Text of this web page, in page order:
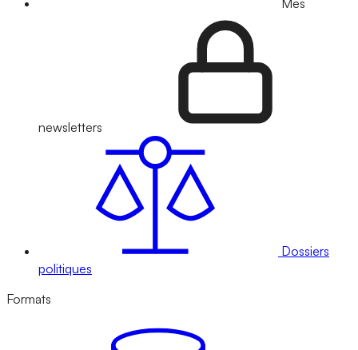
Mes
newsletters
Dossiers
politiques
Formats